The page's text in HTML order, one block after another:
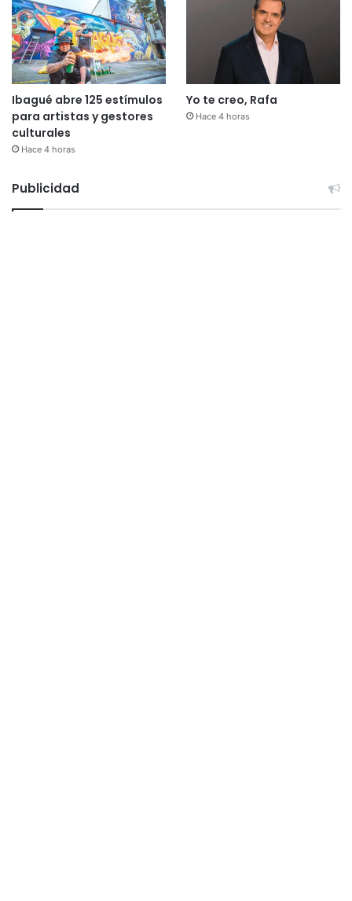
Ibagué abre 125 estímulos
para artistas y gestores
culturales
Hace 4 horas
Yo te creo, Rafa
Hace 4 horas
Publicidad